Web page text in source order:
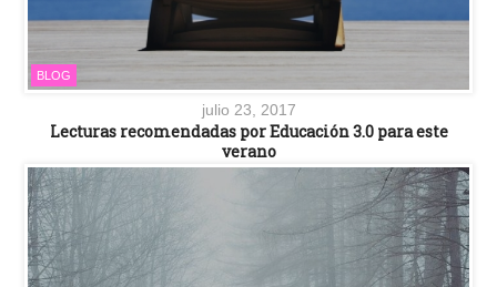
BLOG
julio 23, 2017
Lecturas recomendadas por Educación 3.0 para este
verano